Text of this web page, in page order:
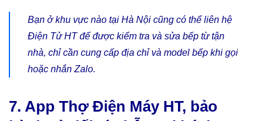
Bạn ở khu vực nào tại Hà Nội cũng có thể liên hệ
Điện Tử HT để được kiểm tra và sửa bếp từ tận
nhà, chỉ cần cung cấp địa chỉ và model bếp khi gọi
hoặc nhắn Zalo.
7. App Thợ Điện Máy HT, bảo